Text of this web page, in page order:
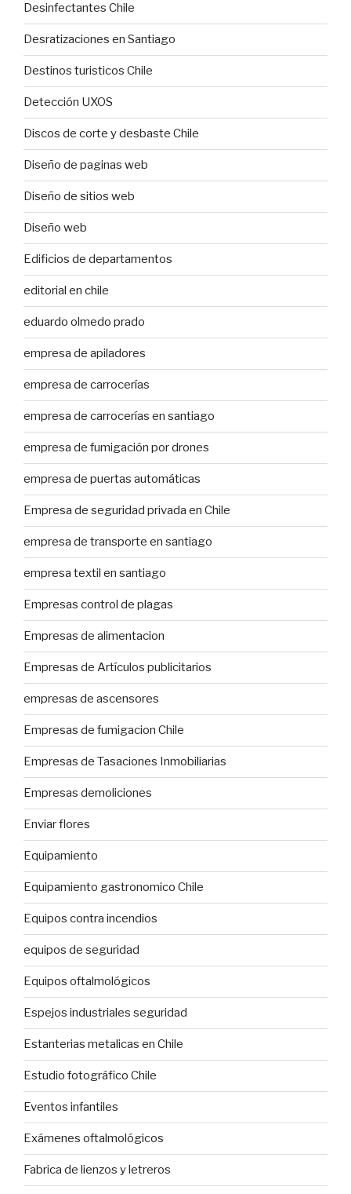
Desinfectantes Chile
Desratizaciones en Santiago
Destinos turisticos Chile
Detección UXOS
Discos de corte y desbaste Chile
Diseño de paginas web
Diseño de sitios web
Diseño web
Edificios de departamentos
editorial en chile
eduardo olmedo prado
empresa de apiladores
empresa de carrocerías
empresa de carrocerías en santiago
empresa de fumigación por drones
empresa de puertas automáticas
Empresa de seguridad privada en Chile
empresa de transporte en santiago
empresa textil en santiago
Empresas control de plagas
Empresas de alimentacion
Empresas de Artículos publicitarios
empresas de ascensores
Empresas de fumigacion Chile
Empresas de Tasaciones Inmobiliarias
Empresas demoliciones
Enviar flores
Equipamiento
Equipamiento gastronomico Chile
Equipos contra incendios
equipos de seguridad
Equipos oftalmológicos
Espejos industriales seguridad
Estanterias metalicas en Chile
Estudio fotográfico Chile
Eventos infantiles
Exámenes oftalmológicos
Fabrica de lienzos y letreros